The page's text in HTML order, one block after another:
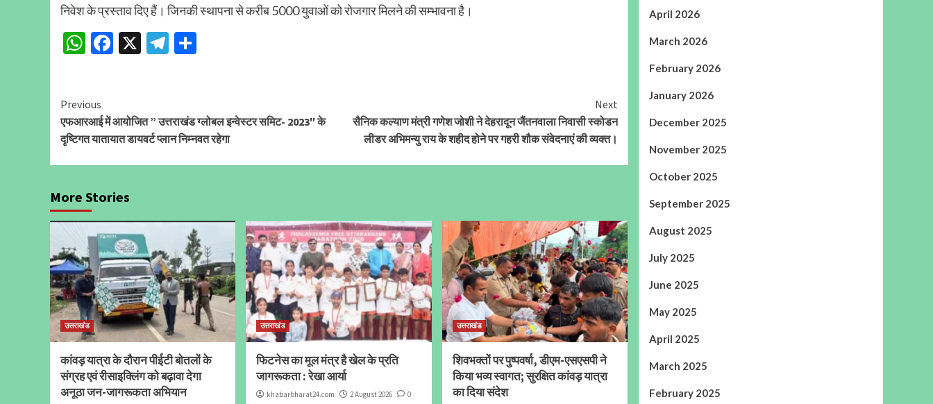
निवेश के प्रस्ताव दिए हैं। जिनकी स्थापना से करीब 5000 युवाओं को रोजगार मिलने की सम्भावना है।
WhatsApp
Facebook
X Telegram
Continue
Reading
Previous
एफआरआई में आयोजित ” उत्तराखंड ग्लोबल इन्वेस्टर समिट- 2023″ के
दृष्टिगत यातायात डायवर्ट प्लान निम्नवत रहेगा
Next
सैनिक कल्याण मंत्री गणेश जोशी ने देहरादून जैंतनवाला निवासी स्कोडन
लीडर अभिमन्यु राय के शहीद होने पर गहरी शौक संवेदनाएं की व्यक्त।
More Stories
उत्तराखंड
कांवड़ यात्रा के दौरान पीईटी बोतलों के
संग्रह एवं रीसाइक्लिंग को बढ़ावा देगा
अनूठा जन-जागरूकता अभियान
उत्तराखंड
फिटनेस का मूल मंत्र है खेल के प्रति
जागरूकता : रेखा आर्या
khabarbharat24.com 2 August 2026 0
उत्तराखंड
शिवभक्तों पर पुष्पवर्षा, डीएम-एसएसपी ने
किया भव्य स्वागत; सुरक्षित कांवड़ यात्रा
का दिया संदेश
April 2026
March 2026
February 2026
January 2026
December 2025
November 2025
October 2025
September 2025
August 2025
July 2025
June 2025
May 2025
April 2025
March 2025
February 2025